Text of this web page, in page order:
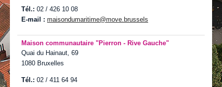
Tél.: 02 / 426 10 08
E-mail : maisondumaritime@move.brussels
Maison communautaire "Pierron - Rive Gauche"
Quai du Hainaut, 69
1080 Bruxelles
Tél.: 02 / 411 64 94